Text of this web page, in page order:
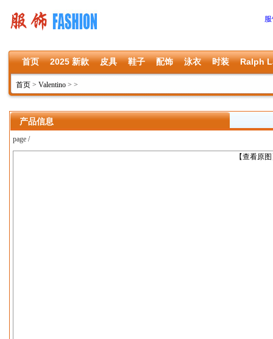
首页 2025 新款 皮具 鞋子 配饰 泳衣 时装 Ralph
首页 > Valentino > >
产品信息
page /
【查看原
上一张